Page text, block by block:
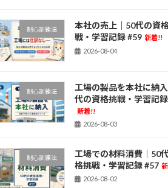
制心訓練法
本社の売上｜50代の資
戦・学習記録 #59 新着!!
2026-08-04
制心訓練法
工場の製品を本社に納
代の資格挑戦・学習記
新着!!
2026-08-03
制心訓練法
工場での材料消費｜50
格挑戦・学習記録 #57
2026-08-02